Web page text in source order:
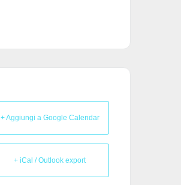
+ Aggiungi a Google Calendar
+ iCal / Outlook export